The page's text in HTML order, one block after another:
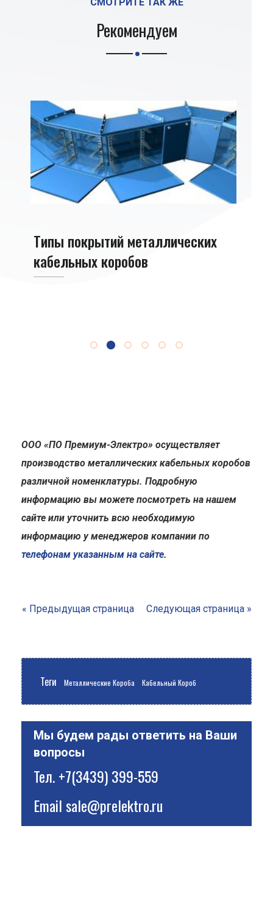
Рекомендуем
Типы покрытий металлических
кабельных коробов
ООО «ПО Премиум-Электро» осуществляет
производство металлических кабельных коробов
различной номенклатуры. Подробную
информацию вы можете посмотреть на нашем
сайте или уточнить всю необходимую
информацию у менеджеров компании по
телефонам указанным на сайте.
« Предыдущая страница Следующая страница »
Теги Металлические Короба Кабельный Короб
Мы будем рады ответить на Ваши
вопросы
Тел.+7(3439) 399-559
Emailsale@prelektro.ru